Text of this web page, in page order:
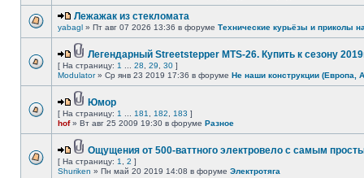
Лежажак из стекломата
yabagl » Пт авг 07 2026 13:36 в форуме Технические курьёзы и приколы
Легендарный Streetstepper MTS-26. Купить к сезону
[ На страницу: 1 28 29 30 ]
Modulator» Ср янв 23 2019 17:36 в форуме Не наши конструкции (Европа,
Юмор
[ На страницу: 1 181 182 183 ]
hof» Вт авг 25 2009 19:30 в форуме Разное
Ощущения от 500-ваттного электровело с самым
[ На страницу: 1 2 ]
Shuriken » Пн май 20 2019 14:08 в форуме Электротяга